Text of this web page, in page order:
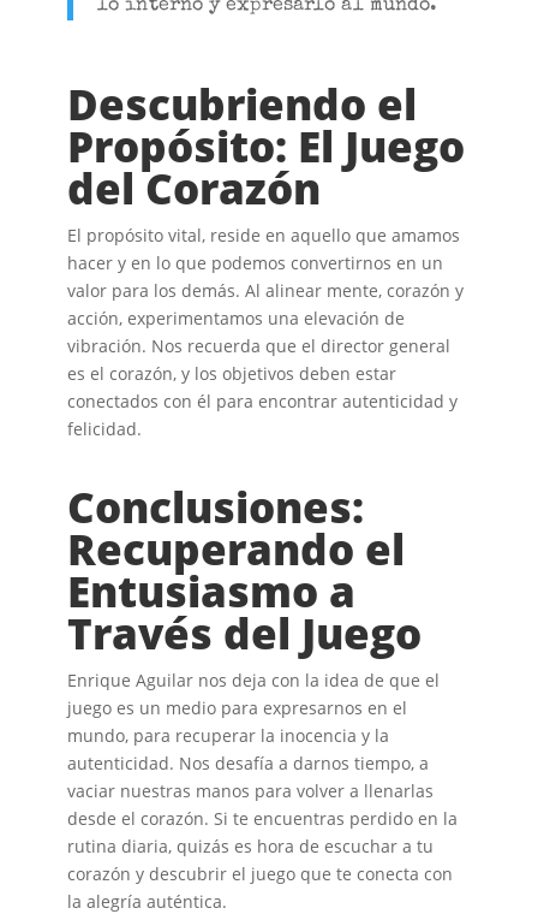
lo interno y expresarlo al mundo.
Descubriendo el
Propósito: El Juego
del Corazón
El propósito vital, reside en aquello que amamos
hacer y en lo que podemos convertirnos en un
valor para los demás. Al alinear mente, corazón y
acción, experimentamos una elevación de
vibración. Nos recuerda que el director general
es el corazón, y los objetivos deben estar
conectados con él para encontrar autenticidad y
felicidad.
Conclusiones:
Recuperando el
Entusiasmo a
Través del Juego
Enrique Aguilar nos deja con la idea de que el
juego es un medio para expresarnos en el
mundo, para recuperar la inocencia y la
autenticidad. Nos desafía a darnos tiempo, a
vaciar nuestras manos para volver a llenarlas
desde el corazón. Si te encuentras perdido en la
rutina diaria, quizás es hora de escuchar a tu
corazón y descubrir el juego que te conecta con
la alegría auténtica.